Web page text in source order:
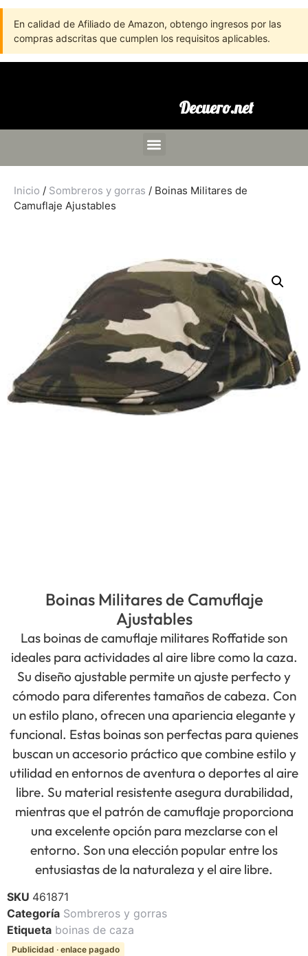
En calidad de Afiliado de Amazon, obtengo ingresos por las
compras adscritas que cumplen los requisitos aplicables.
Decuero.net
Inicio / Sombreros y gorras / Boinas Militares de
Camuflaje Ajustables
Boinas Militares de Camuflaje
Ajustables
Las boinas de camuflaje militares Roffatide son
ideales para actividades al aire libre como la caza.
Su diseño ajustable permite un ajuste perfecto y
cómodo para diferentes tamaños de cabeza. Con
un estilo plano, ofrecen una apariencia elegante y
funcional. Estas boinas son perfectas para quienes
buscan un accesorio práctico que combine estilo y
utilidad en entornos de aventura o deportes al aire
libre. Su material resistente asegura durabilidad,
mientras que el patrón de camuflaje proporciona
una excelente opción para mezclarse con el
entorno. Son una elección popular entre los
entusiastas de la naturaleza y el aire libre.
SKU 461871
Categoría Sombreros y gorras
Etiqueta boinas de caza
Publicidad · enlace pagado